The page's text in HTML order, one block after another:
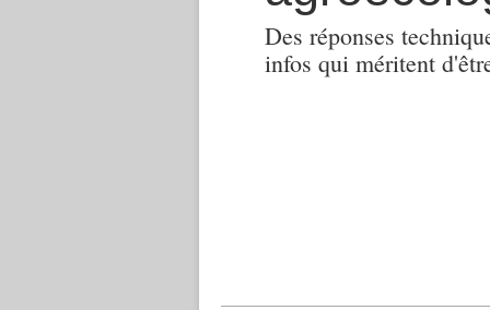
Des réponses
infos qui méritent